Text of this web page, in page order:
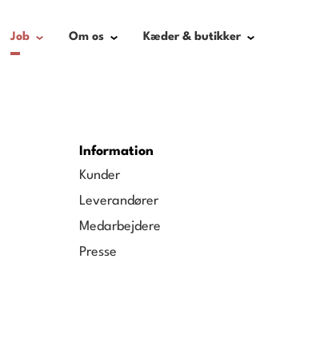
Job Om os Kæder & butikker
Information
Kunder
Leverandører
Medarbejdere
Presse